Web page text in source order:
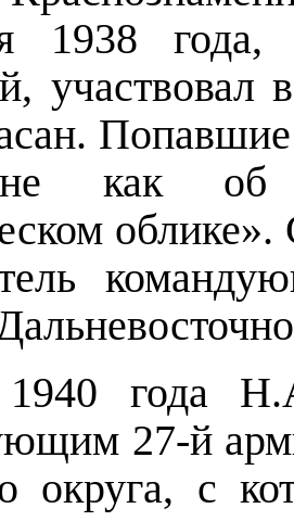
года,
участвовал
как
года
27-й
округа, с